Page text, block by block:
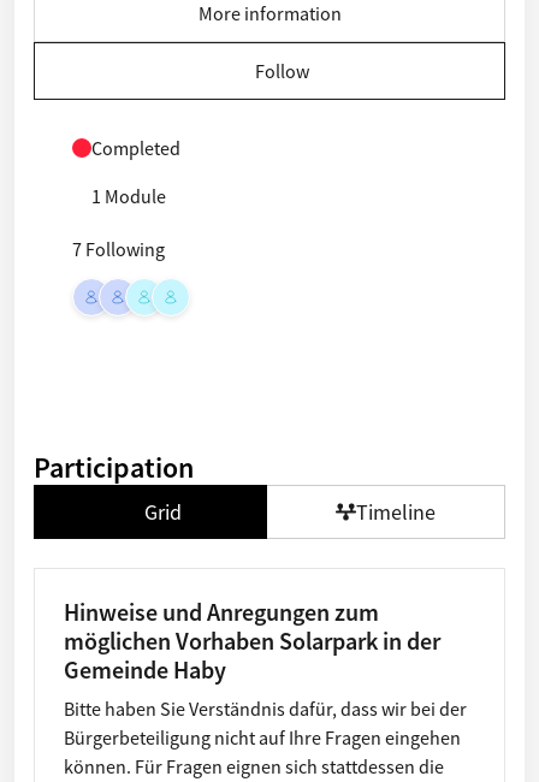
More information
Follow
Completed
1 Module
7 Following
Participation
Grid Timeline
Hinweise und Anregungen zum
möglichen Vorhaben Solarpark in der
Gemeinde Haby
Bitte haben Sie Verständnis dafür, dass wir bei der
Bürgerbeteiligung nicht auf Ihre Fragen eingehen
können. Für Fragen eignen sich stattdessen die